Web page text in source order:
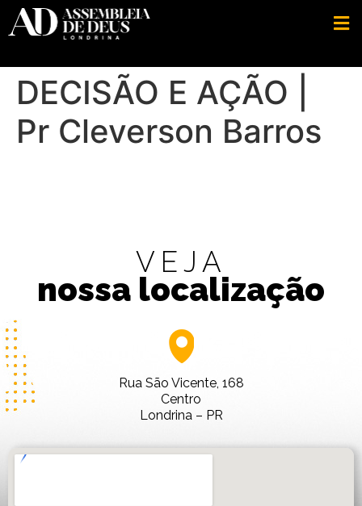
DECISÃO E AÇÃO |
Pr Cleverson Barros
VEJA
nossa localização
Rua São Vicente, 168
Centro
Londrina – PR